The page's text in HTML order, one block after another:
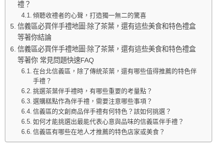
禮？
傾聽收禮者的心聲，打造獨一無二的驚喜
信義區必買伴手禮地圖:除了茶葉，還有這些美食和特色禮盒
等著你結論
信義區必買伴手禮地圖:除了茶葉，還有這些美食和特色禮盒
等著你 常見問題快速FAQ
在台北信義區，除了傳統茶葉，還有哪些值得推薦的特色伴
手禮？
挑選茶葉伴手禮時，有哪些重要的考量點？
選購糕點作為伴手禮，需要注意哪些事項？
信義區的文創商品伴手禮有何特色？該如何挑選？
如何才能挑選出最能代表心意與品味的信義區伴手禮？
信義區有哪些在地人才推薦的特色店家或美食？